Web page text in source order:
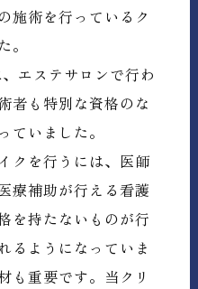
施術を行っているク
エステサロンで行わ
者も特別な資格のな
ていました。
クを行うには、医師
療補助が行える看護
を持たないものが行
るようになっていま
も重要です。当クリ